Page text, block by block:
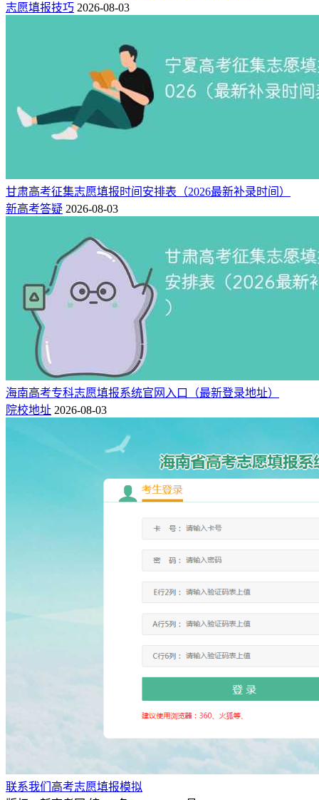
志愿填报技巧 2026-08-03
甘肃高考征集志愿填报时间安排表（2026最新补录时间）
新高考答疑 2026-08-03
海南高考专科志愿填报系统官网入口（最新登录地址）
院校地址 2026-08-03
联系我们 高考志愿填报模拟